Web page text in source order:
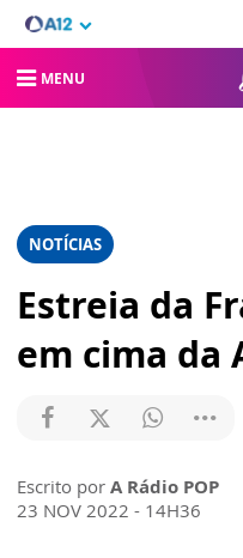
MENU
NOTÍCIAS
Estreia da
em cima da
Escrito por A Rádio POP
23 NOV 2022 - 14H36